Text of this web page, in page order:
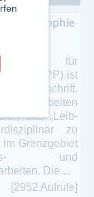
Philosophie
für
(IZPP) ist
Zeitschrift.
Arbeiten
das „Leib-
zu
im Grenzgebiet
und
Die ...
[2952 Aufrufe]